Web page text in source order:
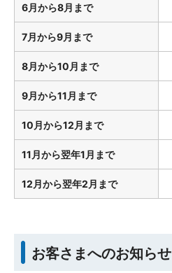
6月から8月まで
7月から9月まで
8月から10月まで
9月から11月まで
10月から12月まで
11月から翌年1月まで
12月から翌年2月まで
お客さまへのお知らせ